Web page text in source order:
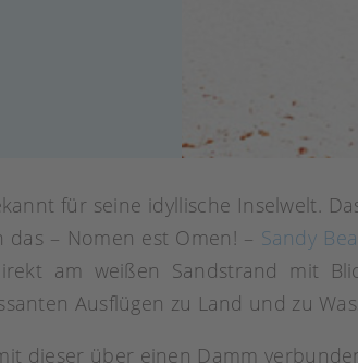
für seine idyllische Inselwelt.
– Nomen est Omen! – Sandy
am weißen Sandstrand mit
Ausflügen zu Land und zu
dieser über einen Damm